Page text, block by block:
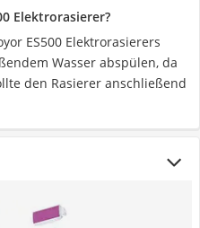
Elektrorasierer?
ES500 Elektrorasierers
Wasser abspülen, da
den Rasierer anschließend